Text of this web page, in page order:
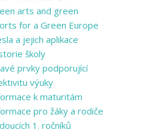
arts and ​green
for a ​Green Europe
a jejich aplikace
školy
prvky podporující
výuky
k maturitám
pro žáky a rodiče
1. ročníků